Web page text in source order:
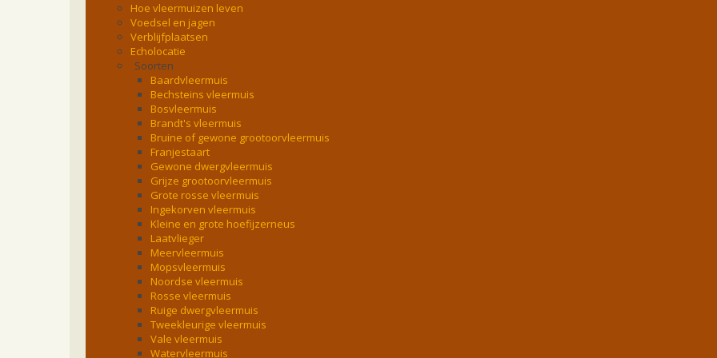
Hoe vleermuizen leven
Voedsel en jagen
Verblijfplaatsen
Echolocatie
Soorten
Baardvleermuis
Bechsteins vleermuis
Bosvleermuis
Brandt's vleermuis
Bruine of gewone grootoorvleermuis
Franjestaart
Gewone dwergvleermuis
Grijze grootoorvleermuis
Grote rosse vleermuis
Ingekorven vleermuis
Kleine en grote hoefijzerneus
Laatvlieger
Meervleermuis
Mopsvleermuis
Noordse vleermuis
Rosse vleermuis
Ruige dwergvleermuis
Tweekleurige vleermuis
Vale vleermuis
Watervleermuis